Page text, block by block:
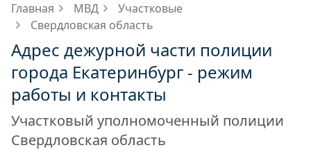
Главная МВД
Участковые
Свердловская область
Адрес дежурной части полиции
города Екатеринбург - режим
работы и контакты
Участковый уполномоченный полиции
Свердловская область